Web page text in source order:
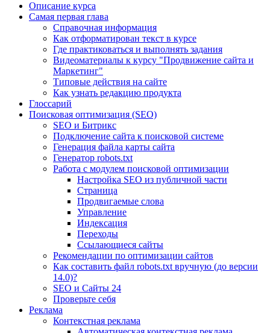
Описание курса
Самая первая глава
Справочная информация
Как отформатирован текст в курсе
Где практиковаться и выполнять задания
Видеоматериалы к курсу "Продвижение сайта и
Маркетинг"
Типовые действия на сайте
Как узнать редакцию продукта
Глоссарий
Поисковая оптимизация (SEO)
SEO и Битрикс
Подключение сайта к поисковой системе
Генерация файла карты сайта
Генератор robots.txt
Работа с модулем поисковой оптимизации
Настройка SEO из публичной части
Страница
Продвигаемые слова
Управление
Индексация
Переходы
Ссылающиеся сайты
Рекомендации по оптимизации сайтов
Как составить файл robots.txt вручную (до версии
14.0)?
SEO и Сайты 24
Проверьте себя
Реклама
Контекстная реклама